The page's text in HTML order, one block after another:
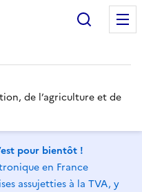
de l’agriculture et de
pour bientôt !
en France
assujetties à la TVA, y